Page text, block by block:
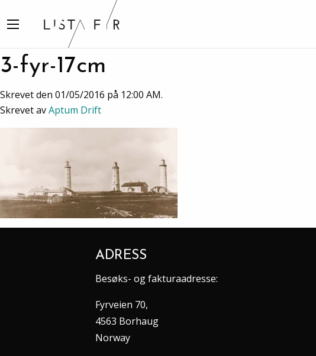
3-fyr-17cm
Skrevet den 01/05/2016 på 12:00 AM.
Skrevet avAptum Drift
ADRESS
Besøks- og fakturaadresse:
Fyrveien 70,
4563 Borhaug
Norway